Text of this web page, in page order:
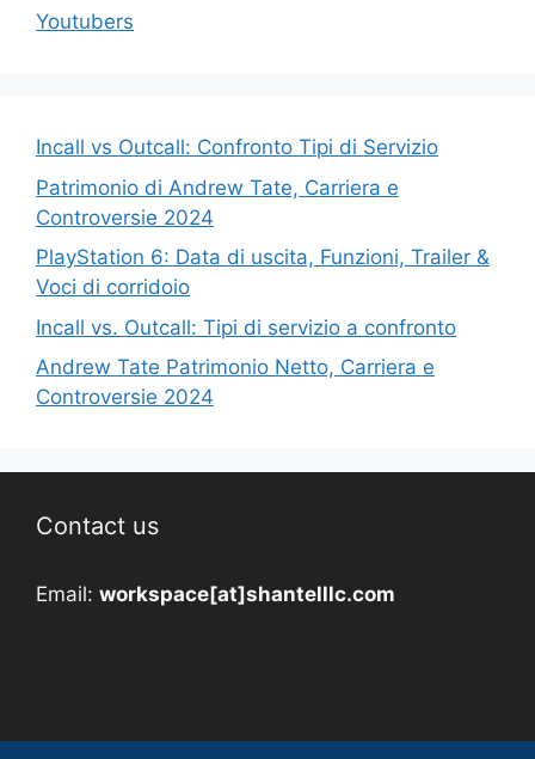
Youtubers
Incall vs Outcall: Confronto Tipi di Servizio
Patrimonio di Andrew Tate, Carriera e
Controversie 2024
PlayStation 6: Data di uscita, Funzioni, Trailer &
Voci di corridoio
Incall vs. Outcall: Tipi di servizio a confronto
Andrew Tate Patrimonio Netto, Carriera e
Controversie 2024
Contact us
Email: workspace[at]shantelllc.com